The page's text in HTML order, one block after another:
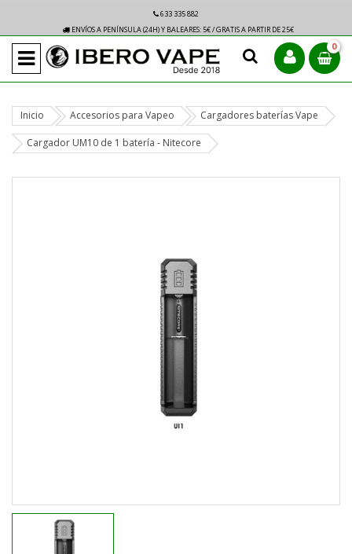
633 335 882
ENVÍOS A PENÍNSULA (24H) Y BALEARES: 5€ / GRATIS A PARTIR DE 25€
0
Inicio Accesorios para Vapeo Cargadores baterías Vape
Cargador UM10 de 1 batería - Nitecore